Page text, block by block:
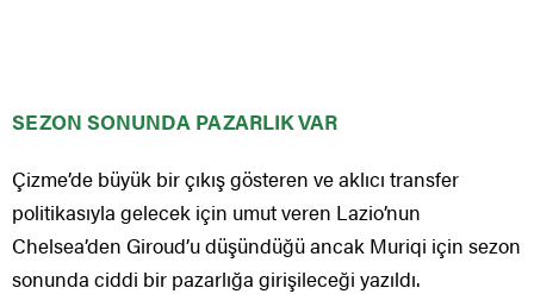
SEZON SONUNDA PAZARLIK VAR
Çizme’de büyük bir çıkış gösteren ve aklıcı transfer
politikasıyla gelecek için umut veren Lazio’nun
Chelsea’den Giroud’u düşündüğü ancak Muriqi için sezon
sonunda ciddi bir pazarlığa girişileceği yazıldı.